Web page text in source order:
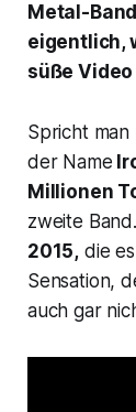
Metal-
eigentlich,
süße
Spricht man
der Name
Millionen
zweite
2015, die
Sensation,
auch gar